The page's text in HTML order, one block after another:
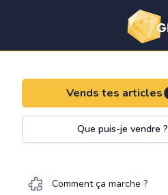
Vends tes articles
Que puis-je vendre ?
Comment ça marche ?